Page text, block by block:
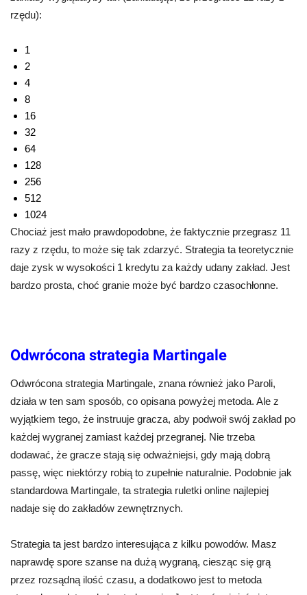
rzędu):
1
2
4
8
16
32
64
128
256
512
1024
Chociaż jest mało prawdopodobne, że faktycznie przegrasz 11
razy z rzędu, to może się tak zdarzyć. Strategia ta teoretycznie
daje zysk w wysokości 1 kredytu za każdy udany zakład. Jest
bardzo prosta, choć granie może być bardzo czasochłonne.
Odwrócona strategia Martingale
Odwrócona strategia Martingale, znana również jako Paroli,
działa w ten sam sposób, co opisana powyżej metoda. Ale z
wyjątkiem tego, że instruuje gracza, aby podwoił swój zakład po
każdej wygranej zamiast każdej przegranej. Nie trzeba
dodawać, że gracze stają się odważniejsi, gdy mają dobrą
passę, więc niektórzy robią to zupełnie naturalnie. Podobnie jak
standardowa Martingale, ta strategia ruletki online najlepiej
nadaje się do zakładów zewnętrznych.
Strategia ta jest bardzo interesująca z kilku powodów. Masz
naprawdę spore szanse na dużą wygraną, ciesząc się grą
przez rozsądną ilość czasu, a dodatkowo jest to metoda